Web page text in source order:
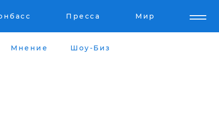
Пресса Мир
Мнение Шоу-Биз